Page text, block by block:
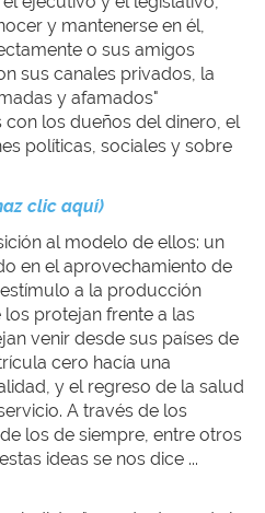
y mantenerse en él,
o sus amigos
sus canales privados, la
y afamados"
los dueños del dinero, el
políticas, sociales y sobre
clic aquí)
al modelo de ellos: un
en el aprovechamiento de
a la producción
protejan frente a las
venir desde sus países de
cero hacía una
y el regreso de la salud
A través de los
los de siempre, entre otros
ideas se nos dice ...